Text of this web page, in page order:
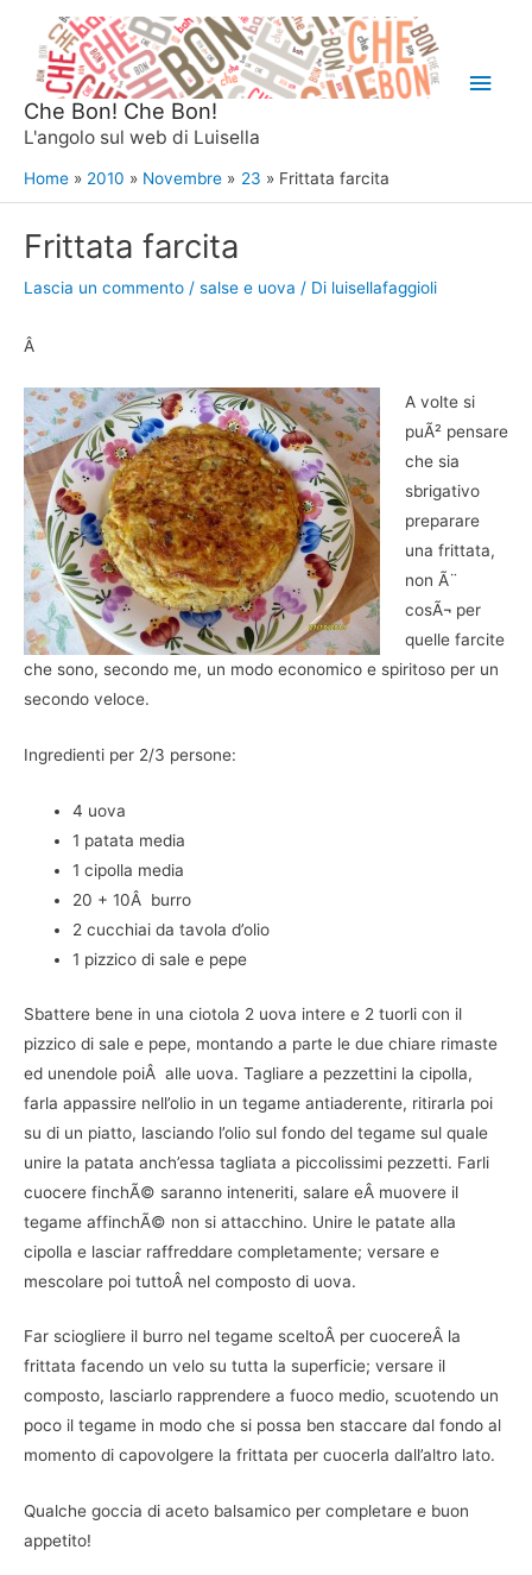
contenuto
Che Bon! Che Bon!
L'angolo sul web di Luisella
Home 2010 Novembre 23 Frittata farcita
Frittata farcita
Lascia un commento / salse e uova / Di luisellafaggioli
Â
A volte si
puÃ² pensare
che sia
sbrigativo
preparare
una frittata,
non Ã¨
cosÃ¬ per
quelle farcite
che sono, secondo me, un modo economico e spiritoso per un
secondo veloce.
Ingredienti per 2/3 persone:
4 uova
1 patata media
1 cipolla media
20 + 10Â burro
2 cucchiai da tavola d’olio
1 pizzico di sale e pepe
Sbattere bene in una ciotola 2 uova intere e 2 tuorli con il
pizzico di sale e pepe, montando a parte le due chiare rimaste
ed unendole poiÂ alle uova. Tagliare a pezzettini la cipolla,
farla appassire nell’olio in un tegame antiaderente, ritirarla poi
su di un piatto, lasciando l’olio sul fondo del tegame sul quale
unire la patata anch’essa tagliata a piccolissimi pezzetti. Farli
cuocere finchÃ© saranno inteneriti, salare eÂ muovere il
tegame affinchÃ© non si attacchino. Unire le patate alla
cipolla e lasciar raffreddare completamente; versare e
mescolare poi tuttoÂ nel composto di uova.
Far sciogliere il burro nel tegame sceltoÂ per cuocereÂ la
frittata facendo un velo su tutta la superficie; versare il
composto, lasciarlo rapprendere a fuoco medio, scuotendo un
poco il tegame in modo che si possa ben staccare dal fondo al
momento di capovolgere la frittata per cuocerla dall’altro lato.
Qualche goccia di aceto balsamico per completare e buon
appetito!